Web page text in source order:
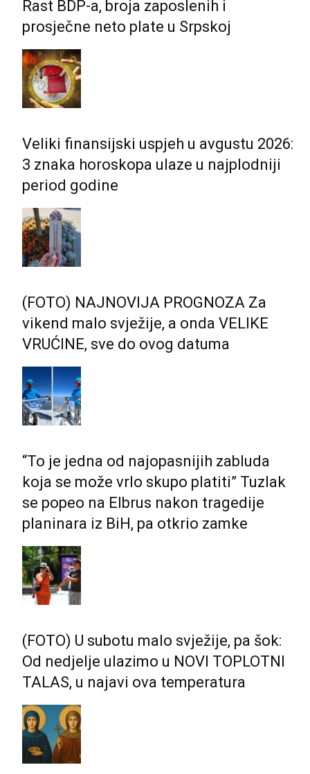
Rast BDP-a, broja zaposlenih i
prosječne neto plate u Srpskoj
Veliki finansijski uspjeh u avgustu 2026:
3 znaka horoskopa ulaze u najplodniji
period godine
(FOTO) NAJNOVIJA PROGNOZA Za
vikend malo svježije, a onda VELIKE
VRUĆINE, sve do ovog datuma
“To je jedna od najopasnijih zabluda
koja se može vrlo skupo platiti” Tuzlak
se popeo na Elbrus nakon tragedije
planinara iz BiH, pa otkrio zamke
(FOTO) U subotu malo svježije, pa šok:
Od nedjelje ulazimo u NOVI TOPLOTNI
TALAS, u najavi ova temperatura